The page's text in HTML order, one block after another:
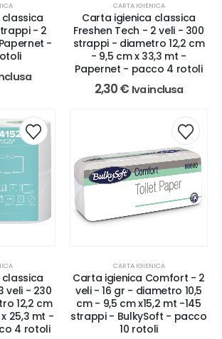
- 2
-
CARTA IGIENICA
Carta igienica classica
Freshen Tech - 2 veli - 300
strappi - diametro 12,2 cm
- 9,5 cm x 33,3 mt -
Papernet - pacco 4 rotoli
2,30€ Iva inclusa
veli - 230
12,2 cm
25,3 mt -
4 rotoli
CARTA IGIENICA
Carta igienica Comfort - 2
veli - 16 gr - diametro 10,5
cm - 9,5 cm x15,2 mt -145
strappi - BulkySoft - pacco
10 rotoli